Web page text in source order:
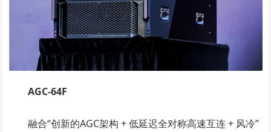
AGC-64F
融合“创新的AGC架构 + 低延迟全对称高速互连 + 风冷”